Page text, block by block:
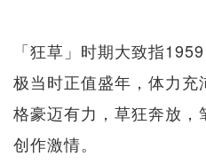
「狂草」时期大致指
极当时正值盛年，体力
格豪迈有力，草狂奔放
创作激情。